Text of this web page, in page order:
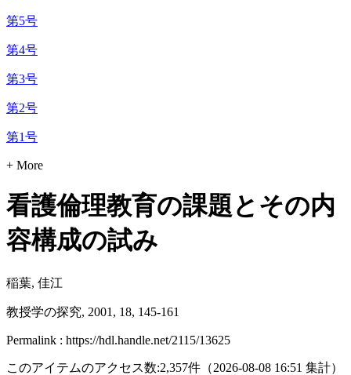
第5号
第4号
第3号
第2号
第1号
+ More
看護倫理教育の課題とその内
容構成の試み
稲葉, 佳江
教授学の探究, 2001, 18, 145-161
Permalink : https://hdl.handle.net/2115/13625
このアイテムのアクセス数:2,357件 （2026-08-08 16:51 集計）